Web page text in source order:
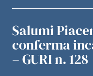
Salumi
conferma
– GURI n. 128